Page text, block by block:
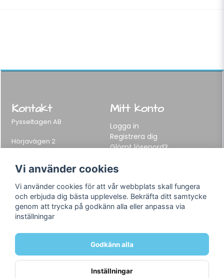
Kontakt
Pysseltagen AB
Hörjavägen 2
282 34 Tyringe, Sweden
E-post:info@pysseltagen.se
Mitt konto
Logga in
Registrera dig
Glömt lösenord?
Info
Varumärken
Om oss
Kontakt
Följ oss
Vi använder cookies
Vi använder cookies för att vår webbplats skall fungera
och erbjuda dig bästa upplevelse. Bekräfta ditt samtycke
genom att trycka på godkänn alla eller anpassa via
inställningar
Godkänn alla
Inställningar